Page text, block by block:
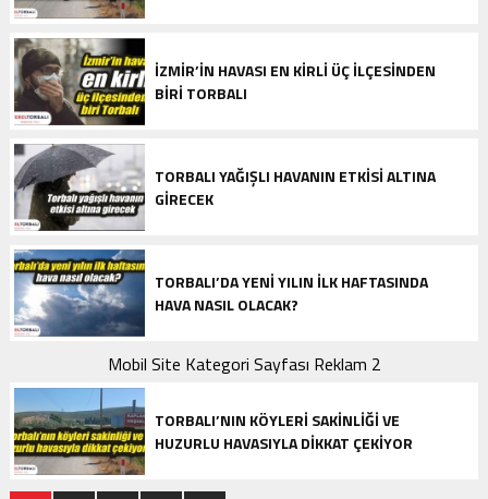
İZMIR’IN HAVASI EN KIRLI ÜÇ ILÇESINDEN
BIRI TORBALI
TORBALI YAĞIŞLI HAVANIN ETKISI ALTINA
GIRECEK
TORBALI’DA YENI YILIN ILK HAFTASINDA
HAVA NASIL OLACAK?
Mobil Site Kategori Sayfası Reklam 2
TORBALI’NIN KÖYLERI SAKINLIĞI VE
HUZURLU HAVASIYLA DIKKAT ÇEKIYOR